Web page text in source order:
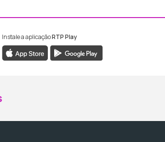
Madeira
RTP Madeira
Instale a aplicaçãoRTP Play